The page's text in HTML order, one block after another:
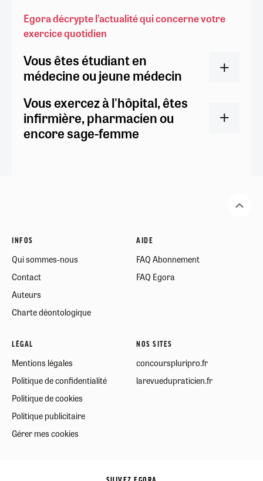
Egora décrypte l’actualité qui concerne votre
exercice quotidien
Vous êtes étudiant en
médecine ou jeune médecin
Vous exercez à l'hôpital, êtes
infirmière, pharmacien ou
encore sage-femme
INFOS
Qui sommes-nous
Contact
Auteurs
Charte déontologique
AIDE
FAQ Abonnement
FAQ Egora
LÉGAL
Mentions légales
Politique de confidentialité
Politique de cookies
Politique publicitaire
Gérer mes cookies
NOS SITES
concourspluripro.fr
larevuedupraticien.fr